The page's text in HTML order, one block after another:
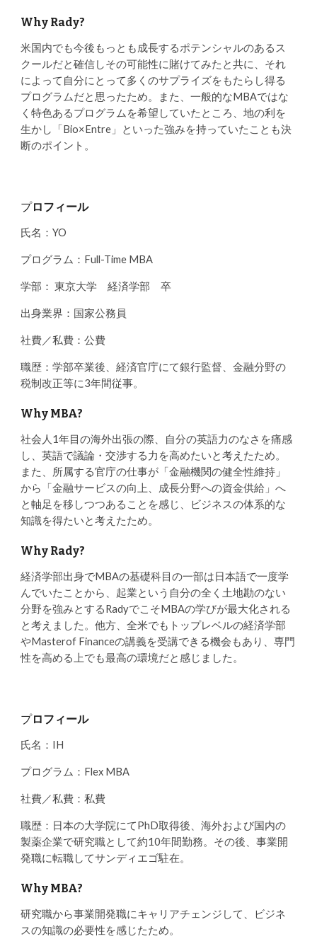
Why Rady?
米国内でも今後もっとも成長するポテンシャルのあるス
クールだと確信しその可能性に賭けてみたと共に、それ
によって自分にとって多くのサプライズをもたらし得る
プログラムだと思ったため。また、一般的なMBAではな
く特色あるプログラムを希望していたところ、地の利を
生かし「Bio×Entre」といった強みを持っていたことも決
断のポイント。
プロフィール
氏名：YO
プログラム：Full-Time MBA
学部： 東京大学 経済学部 卒
出身業界：国家公務員
社費／私費：公費
職歴：学部卒業後、経済官庁にて銀行監督、金融分野の
税制改正等に3年間従事。
Why MBA?
社会人1年目の海外出張の際、自分の英語力のなさを痛感
し、英語で議論・交渉する力を高めたいと考えたため。
また、所属する官庁の仕事が「金融機関の健全性維持」
から「金融サービスの向上、成長分野への資金供給」へ
と軸足を移しつつあることを感じ、ビジネスの体系的な
知識を得たいと考えたため。
Why Rady?
経済学部出身でMBAの基礎科目の一部は日本語で一度学
んでいたことから、起業という自分の全く土地勘のない
分野を強みとするRadyでこそMBAの学びが最大化される
と考えました。他方、全米でもトップレベルの経済学部
やMasterof Financeの講義を受講できる機会もあり、専門
性を高める上でも最高の環境だと感じました。
プロフィール
氏名：IH
プログラム：Flex MBA
社費／私費：私費
職歴：日本の大学院にてPhD取得後、海外および国内の
製薬企業で研究職として約10年間勤務。その後、事業開
発職に転職してサンディエゴ駐在。
Why MBA?
研究職から事業開発職にキャリアチェンジして、ビジネ
スの知識の必要性を感じたため。